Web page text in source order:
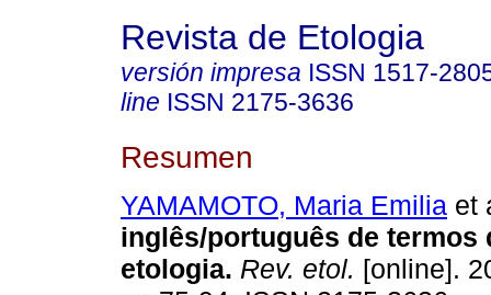
Revista de Etologia
versión impresa ISSN 1517-
line ISSN 2175-3636
Resumen
YAMAMOTO, Maria Emilia et
inglês/português de termos
etologia. Rev. etol. [online].